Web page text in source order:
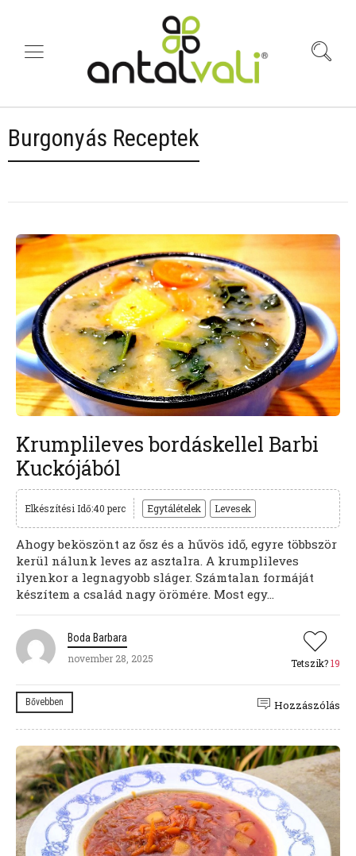
Burgonyás Receptek
Krumplileves bordáskellel Barbi
Kuckójából
Elkészítési Idő:40 perc Egytálételek Levesek
Ahogy beköszönt az ősz és a hűvös idő, egyre többször
kerül nálunk leves az asztalra. A krumplileves
ilyenkor a legnagyobb sláger. Számtalan formáját
készítem a család nagy örömére. Most egy...
Boda Barbara
november 28, 2025
Tetszik?19
Bővebben Hozzászólás